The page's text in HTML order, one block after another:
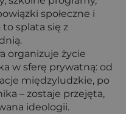
społeczne i
splata się z
organizuje życie
w sferę prywatną: od
międzyludzkie, po
– zostaje przejęta,
ideologii.